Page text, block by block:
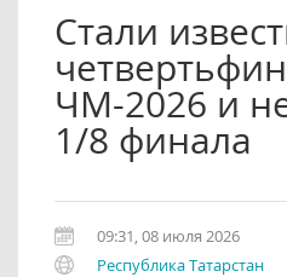
Стали
ЧМ-2026 и
1/8 финала
09:31, 08 июля 2026
Республика Татарстан